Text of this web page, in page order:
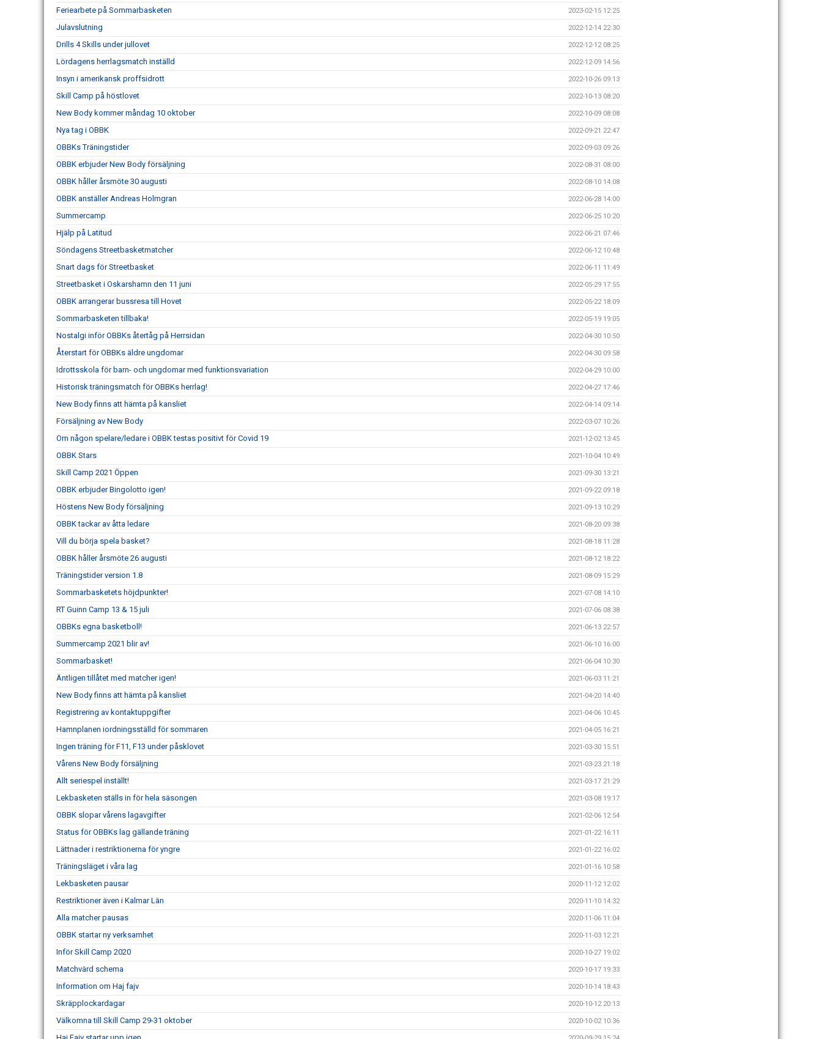
Feriearbete på Sommarbasketen 2023-02-15 12:25
Julavslutning 2022-12-14 22:30
Drills 4 Skills under jullovet 2022-12-12 08:25
Lördagens herrlagsmatch inställd 2022-12-09 14:56
Insyn i amerikansk proffsidrott 2022-10-26 09:13
Skill Camp på höstlovet 2022-10-13 08:20
New Body kommer måndag 10 oktober 2022-10-09 08:08
Nya tag i OBBK 2022-09-21 22:47
OBBKs Träningstider 2022-09-03 09:26
OBBK erbjuder New Body försäljning 2022-08-31 08:00
OBBK håller årsmöte 30 augusti 2022-08-10 14:08
OBBK anställer Andreas Holmgran 2022-06-28 14:00
Summercamp 2022-06-25 10:20
Hjälp på Latitud 2022-06-21 07:46
Söndagens Streetbasketmatcher 2022-06-12 10:48
Snart dags för Streetbasket 2022-06-11 11:49
Streetbasket i Oskarshamn den 11 juni 2022-05-29 17:55
OBBK arrangerar bussresa till Hovet 2022-05-22 18:09
Sommarbasketen tillbaka! 2022-05-19 19:05
Nostalgi inför OBBKs återtåg på Herrsidan 2022-04-30 10:50
Återstart för OBBKs äldre ungdomar 2022-04-30 09:58
Idrottsskola för barn- och ungdomar med funktionsvariation 2022-04-29 10:00
Historisk träningsmatch för OBBKs herrlag! 2022-04-27 17:46
New Body finns att hämta på kansliet 2022-04-14 09:14
Försäljning av New Body 2022-03-07 10:26
Om någon spelare/ledare i OBBK testas positivt för Covid 19 2021-12-02 13:45
OBBK Stars 2021-10-04 10:49
Skill Camp 2021 Öppen 2021-09-30 13:21
OBBK erbjuder Bingolotto igen! 2021-09-22 09:18
Höstens New Body försäljning 2021-09-13 10:29
OBBK tackar av åtta ledare 2021-08-20 09:38
Vill du börja spela basket? 2021-08-18 11:28
OBBK håller årsmöte 26 augusti 2021-08-12 18:22
Träningstider version 1.8 2021-08-09 15:29
Sommarbasketets höjdpunkter! 2021-07-08 14:10
RT Guinn Camp 13 & 15 juli 2021-07-06 08:38
OBBKs egna basketboll! 2021-06-13 22:57
Summercamp 2021 blir av! 2021-06-10 16:00
Sommarbasket! 2021-06-04 10:30
Äntligen tillåtet med matcher igen! 2021-06-03 11:21
New Body finns att hämta på kansliet 2021-04-20 14:40
Registrering av kontaktuppgifter 2021-04-06 10:45
Hamnplanen iordningsställd för sommaren 2021-04-05 16:21
Ingen träning för F11, F13 under påsklovet 2021-03-30 15:51
Vårens New Body försäljning 2021-03-23 21:18
Allt seriespel inställt! 2021-03-17 21:29
Lekbasketen ställs in för hela säsongen 2021-03-08 19:17
OBBK slopar vårens lagavgifter 2021-02-06 12:54
Status för OBBKs lag gällande träning 2021-01-22 16:11
Lättnader i restriktionerna för yngre 2021-01-22 16:02
Träningsläget i våra lag 2021-01-16 10:58
Lekbasketen pausar 2020-11-12 12:02
Restriktioner även i Kalmar Län 2020-11-10 14:32
Alla matcher pausas 2020-11-06 11:04
OBBK startar ny verksamhet 2020-11-03 12:21
Inför Skill Camp 2020 2020-10-27 19:02
Matchvärd schema 2020-10-17 19:33
Information om Haj fajv 2020-10-14 18:43
Skräpplockardagar 2020-10-12 20:13
Välkomna till Skill Camp 29-31 oktober 2020-10-02 10:36